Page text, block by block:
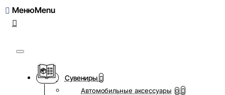
Меню
Сувениры
Автомобильные аксессуары 0